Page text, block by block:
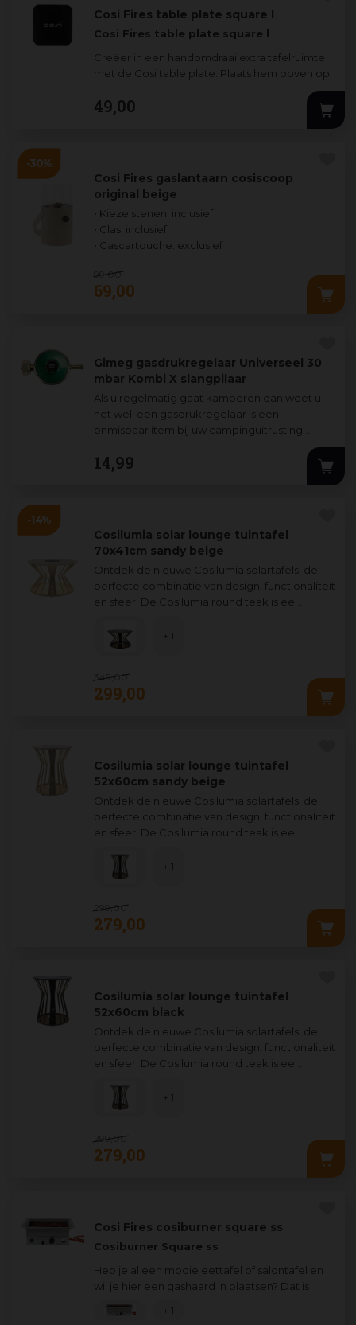
Cosi Fires table plate square l
Cosi Fires table plate square l
Creëer in een handomdraai extra tafelruimte
met de Cosi table plate. Plaats hem boven op
49,00
Cosi Fires gaslantaarn cosiscoop
original beige
• Kiezelstenen: inclusief
• Glas: inclusief
• Gascartouche: exclusief
99 00
69,00
Gimeg gasdrukregelaar Universeel 30
mbar Kombi X slangpilaar
Als u regelmatig gaat kamperen dan weet u
het wel: een gasdrukregelaar is een
onmisbaar item bij uw campinguitrusting.
Hiermee sluit u uw gasfles gemakkelijk aan op
uw
14,99
Cosilumia solar lounge tuintafel
70x41cm sandy beige
Ontdek de nieuwe Cosilumia solartafels: de
perfecte combinatie van design, functionaliteit
en sfeer. De Cosilumia round teak is ee
349 ,00
299,00
+ 1
Cosilumia solar lounge tuintafel
52x60cm sandy beige
Ontdek de nieuwe Cosilumia solartafels: de
perfecte combinatie van design, functionaliteit
en sfeer. De Cosilumia round teak is ee
299 ,00
279,00
+ 1
Cosilumia solar lounge tuintafel
52x60cm black
Ontdek de nieuwe Cosilumia solartafels: de
perfecte combinatie van design, functionaliteit
en sfeer. De Cosilumia round teak is ee
299 ,00
279,00
+ 1
Cosi Fires cosiburner square ss
Cosiburner Square ss
Heb je al een mooie eettafel of salontafel en
wil je hier een gashaard in plaatsen? Dat is
+ 1